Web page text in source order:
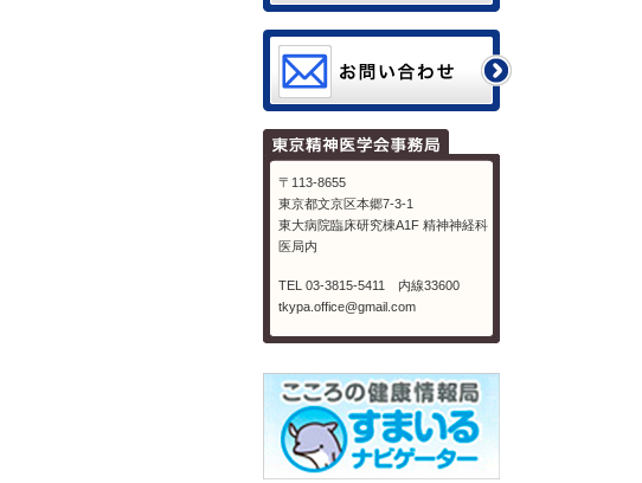
〒113-8655
東京都文京区本郷7-3-1
東大病院臨床研究棟A1F 精神神経科
医局内
TEL 03-3815-5411 内線33600
tkypa.office@gmail.com